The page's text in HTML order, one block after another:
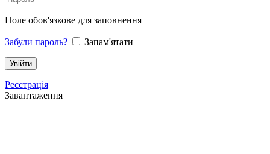
Поле обов'язкове для заповнення
Забули пароль? Запам'ятати
Реєстрація
Завантаження